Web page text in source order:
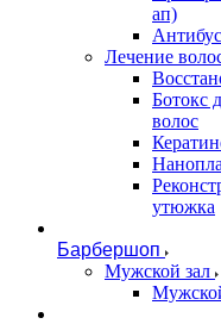
ап)
Лечение
Бoтокс
волос
утюжка
Барбершоп
Мужской зал